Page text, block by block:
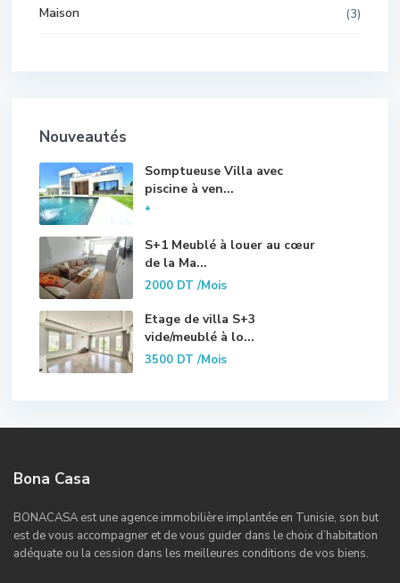
Maison (3)
Nouveautés
Somptueuse Villa avec
piscine à ven...
*
S+1 Meublé à louer au cœur
de la Ma...
2000 DT/Mois
Etage de villa S+3
vide/meublé à lo...
3500 DT/Mois
Bona Casa
BONACASA est une agence immobilière implantée en Tunisie, son but
est de vous accompagner et de vous guider dans le choix d’habitation
adéquate ou la cession dans les meilleures conditions de vos biens.